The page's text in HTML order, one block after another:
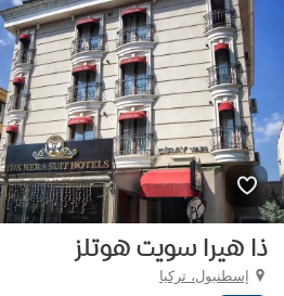
ذا هيرا سويت هوتلز
إسطنبول، تركيا